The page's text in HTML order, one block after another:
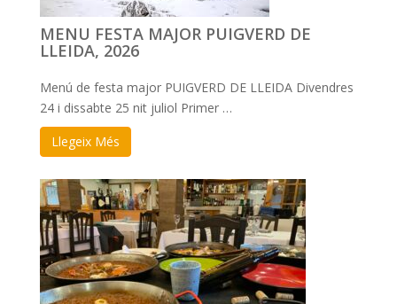
MENU FESTA MAJOR PUIGVERD DE
LLEIDA, 2026
Menú de festa major PUIGVERD DE LLEIDA Divendres
24 i dissabte 25 nit juliol Primer …
Llegeix Més